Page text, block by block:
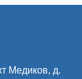
Медиков, д.